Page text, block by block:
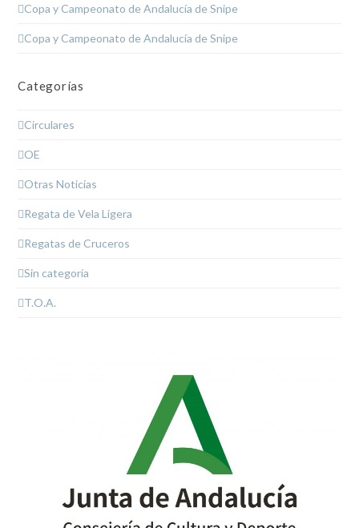
Copa y Campeonato de Andalucía de Snipe
Copa y Campeonato de Andalucía de Snipe
Categorías
Circulares
OE
Otras Noticias
Regata de Vela Ligera
Regatas de Cruceros
Sin categoría
T.O.A.